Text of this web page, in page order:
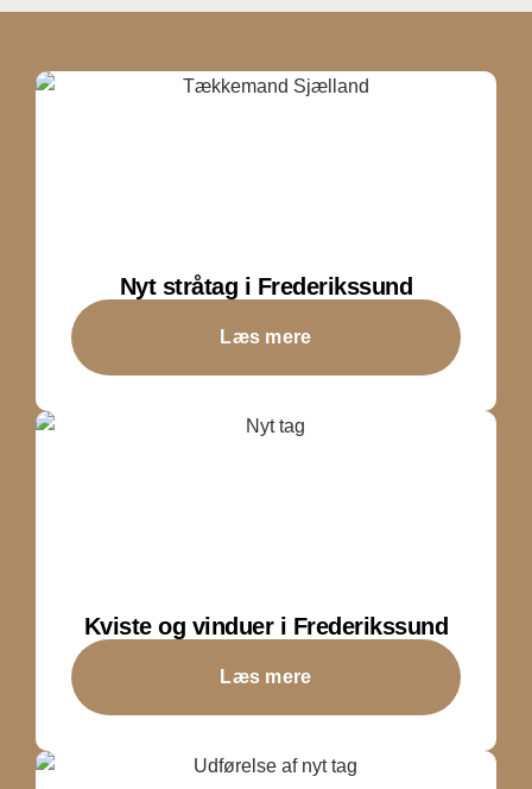
Nyt stråtag i Frederikssund
Læs mere
Kviste og vinduer i Frederikssund
Læs mere